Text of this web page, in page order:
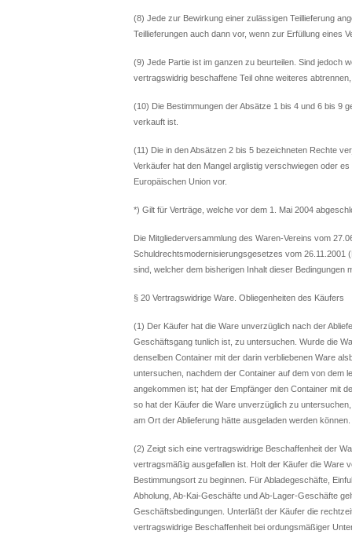
(8) Jede zur Bewirkung einer zulässigen Teillieferung
Teillieferungen auch dann vor, wenn zur Erfüllung eines
(9) Jede Partie ist im ganzen zu beurteilen. Sind jedoch
vertragswidrig beschaffene Teil ohne weiteres
(10) Die Bestimmungen der Absätze 1 bis 4 und 6 bis 9
verkauft ist.
(11) Die in den Absätzen 2 bis 5 bezeichneten Rechte
Verkäufer hat den Mangel arglistig verschwiegen oder
Europäischen Union vor.
*) Gilt für Verträge, welche vor dem 1. Mai 2004
Die Mitgliederversammlung des Waren-Vereins vom
Schuldrechtsmodernisierungsgesetzes vom
sind, welcher dem bisherigen Inhalt dieser Bedingungen
§ 20 Vertragswidrige Ware. Obliegenheiten des Käufers
(1) Der Käufer hat die Ware unverzüglich nach der
Geschäftsgang tunlich ist, zu untersuchen. Wurde die
denselben Container mit der darin verbliebenen Ware
untersuchen, nachdem der Container auf dem von dem
angekommen ist; hat der Empfänger den Container mit
so hat der Käufer die Ware unverzüglich zu
am Ort der Ablieferung hätte ausgeladen werden können.
(2) Zeigt sich eine vertragswidrige Beschaffenheit der
vertragsmäßig ausgefallen ist. Holt der Käufer die Ware
Bestimmungsort zu beginnen. Für Abladegeschäfte,
Abholung, Ab-Kai-Geschäfte und Ab-Lager-Geschäfte
Geschäftsbedingungen. Unterläßt der Käufer die
vertragswidrige Beschaffenheit bei ordungsmäßiger